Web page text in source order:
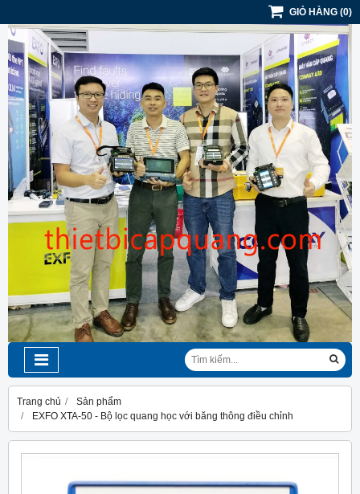
GIỎ HÀNG (0)
Trang chủ
Sản phẩm
EXFO XTA-50 - Bộ lọc quang học với băng thông điều chỉnh